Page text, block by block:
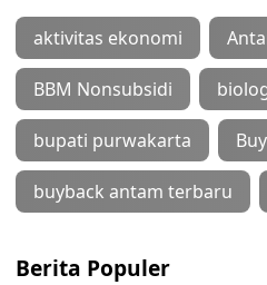
aktivitas ekonomi
BBM Nonsubsidi
bupati purwakarta
buyback antam terbaru
Berita Populer